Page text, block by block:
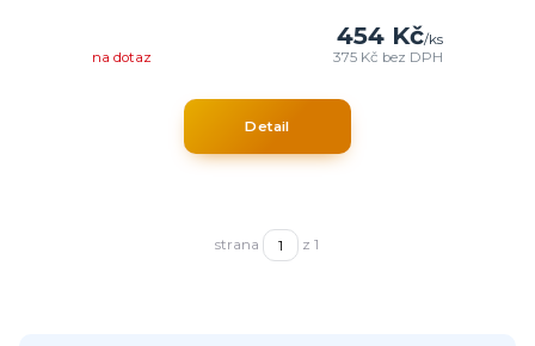
454 Kč/ks
375 Kč bez DPH
na dotaz
Detail
strana z 1